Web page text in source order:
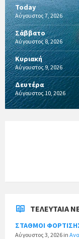
Today
Αύγουστος 7, 2026
Σάββατο
Αύγουστος 8, 2026
Κυριακή
Αύγουστος 9, 2026
Δευτέρα
Αύγουστος 10, 2026
ΤΕΛΕΥΤΑΊΑ
ΣΤΑΘΜΟΙ
Αύγουστος 3, 2026 in